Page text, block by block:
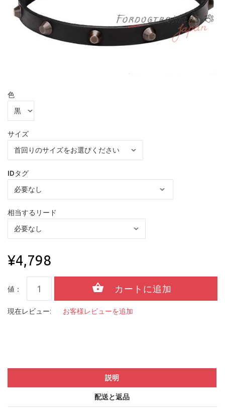
色
サイズ
IDタグ
相当するリード
¥4,798
値：
現在レビュー: お客様レビューを追加
説明
配送と返品